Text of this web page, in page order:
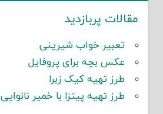
مقالات پربازدید
تعبیر خواب شیرینی
عکس بچه برای پروفایل
طرز تهیه کیک زبرا
طرز تهیه پیتزا با خمیر نانوایی